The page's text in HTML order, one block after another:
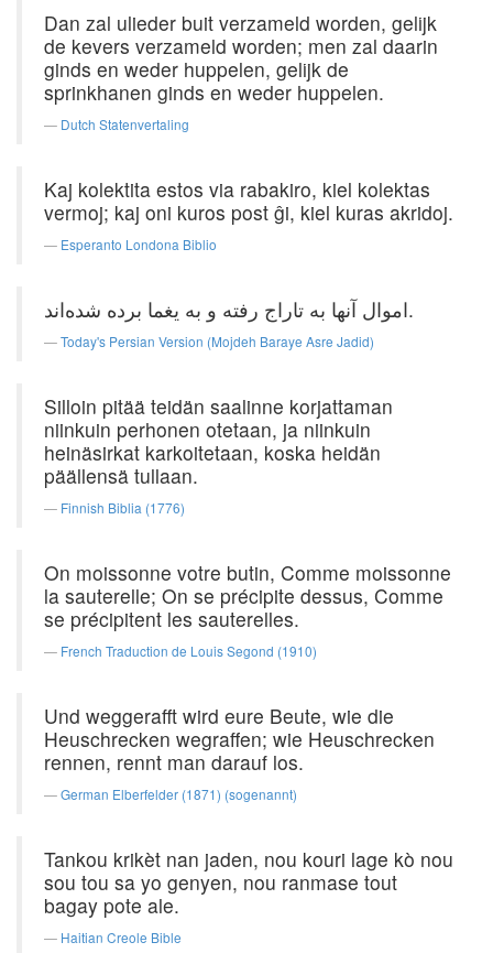
Dan zal ulieder buit verzameld worden, gelijk
de kevers verzameld worden; men zal daarin
ginds en weder huppelen, gelijk de
sprinkhanen ginds en weder huppelen.
Dutch Statenvertaling
Kaj kolektita estos via rabakiro, kiel kolektas
vermoj; kaj oni kuros post ĝi, kiel kuras akridoj.
Esperanto Londona Biblio
اموال آنها به تاراج رفته و به یغما برده شده‌اند.
Today's Persian Version (Mojdeh Baraye Asre Jadid)
Silloin pitää teidän saalinne korjattaman
niinkuin perhonen otetaan, ja niinkuin
heinäsirkat karkoitetaan, koska heidän
päällensä tullaan.
Finnish Biblia (1776)
On moissonne votre butin, Comme moissonne
la sauterelle; On se précipite dessus, Comme
se précipitent les sauterelles.
French Traduction de Louis Segond (1910)
Und weggerafft wird eure Beute, wie die
Heuschrecken wegraffen; wie Heuschrecken
rennen, rennt man darauf los.
German Elberfelder (1871) (sogenannt)
Tankou krikèt nan jaden, nou kouri lage kò nou
sou tou sa yo genyen, nou ranmase tout
bagay pote ale.
Haitian Creole Bible